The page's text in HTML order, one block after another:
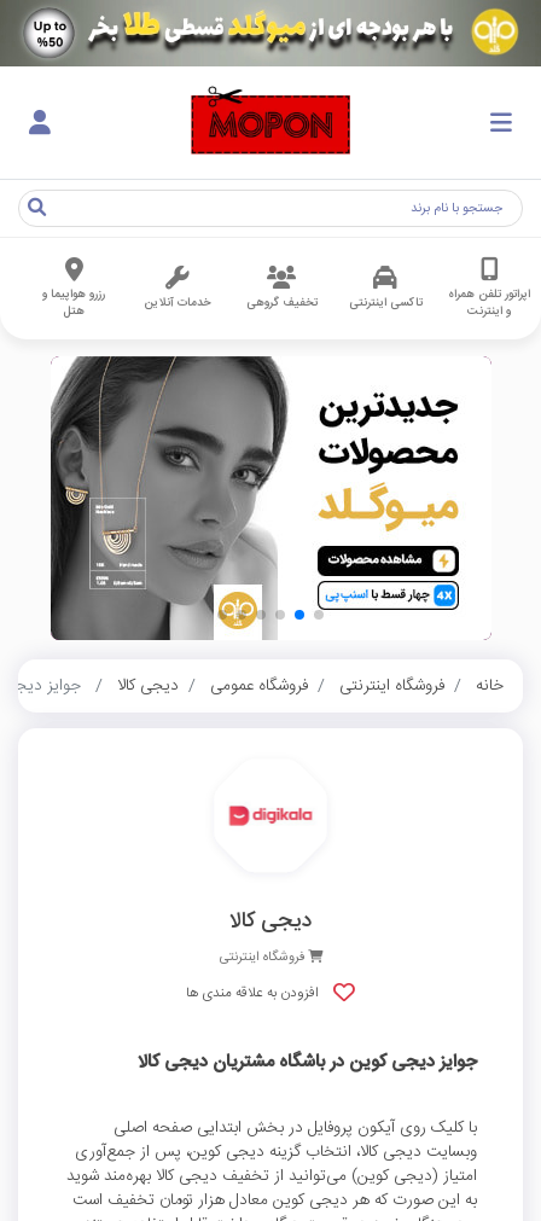
اپراتور تلفن همراه
و اینترنت
تاکسی اینترنتی تخفیف گروهی خدمات آنلاین
رزرو هواپیما و
هتل
خانه فروشگاه اینترنتی فروشگاه عمومی دیجی کالا جوایز دیجی
دیجی کالا
فروشگاه اینترنتی
افزودن به علاقه مندی ها
جوایز دیجی کوین در باشگاه مشتریان دیجی کالا
با کلیک روی آیکون پروفایل در بخش ابتدایی صفحه اصلی
وبسایت دیجی کالا، انتخاب گزینه دیجی کوین، پس از جمع‌آوری
امتیاز (دیجی کوین) می‌توانید از تخفیف دیجی کالا بهره‌مند شوید
به این صورت که هر دیجی کوین معادل هزار تومان تخفیف است